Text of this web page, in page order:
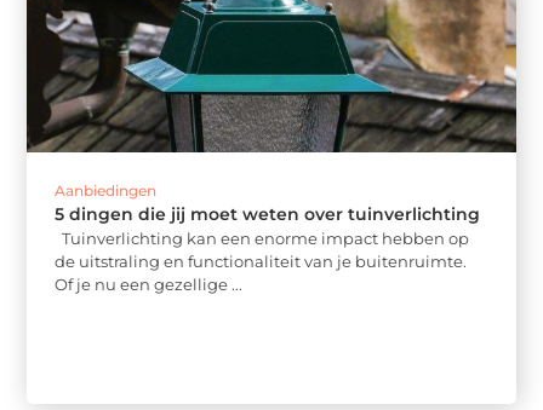
Aanbiedingen
5 dingen die jij moet weten over tuinverlichting
Tuinverlichting kan een enorme impact hebben op
de uitstraling en functionaliteit van je buitenruimte.
Of je nu een gezellige ...